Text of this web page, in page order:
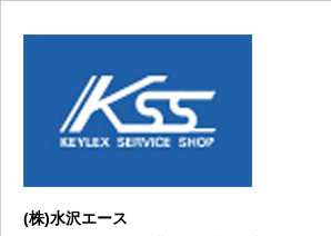
(株)水沢エース